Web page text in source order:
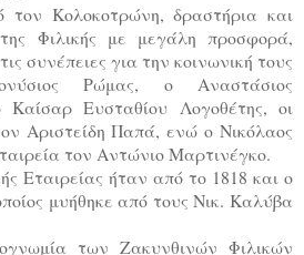
τον Κολοκοτρώνη, δραστήρια και
Φιλικής με μεγάλη προσφορά,
συνέπειες για την κοινωνική τους
Ρώμας, ο Αναστάσιος
Ευσταθίου Λογοθέτης, οι
Αριστείδη Παπά, ενώ ο Νικόλαος
τον Αντώνιο Μαρτινέγκο.
Εταιρείας ήταν από το 1818 και ο
μυήθηκε από τους Νικ. Καλύβα
των Ζακυνθινών Φιλικών